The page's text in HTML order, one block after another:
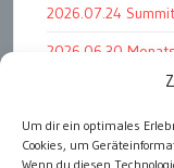
Um dir ein optimales
Cookies, um
Wenn du diesen
2026.07.24
2026.06.30
2026.07.11
2026.07.01